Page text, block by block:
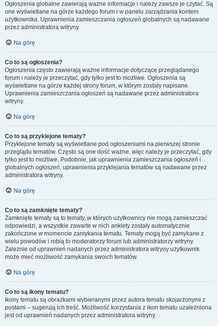
Ogłoszenia globalne zawierają ważne informacje i należy zawsze je czytać. Są
one wyświetlane na górze każdego forum i w panelu zarządzania kontem
użytkownika. Uprawnienia zamieszczania ogłoszeń globalnych są nadawane
przez administratora witryny.
Na górę
Co to są ogłoszenia?
Ogłoszenia często zawierają ważne informacje dotyczące przeglądanego
forum i należy je przeczytać, gdy tylko jest to możliwe. Ogłoszenia są
wyświetlane na górze każdej strony forum, w którym zostały napisane.
Uprawnienia zamieszczania ogłoszeń są nadawane przez administratora
witryny.
Na górę
Co to są przyklejone tematy?
Przyklejone tematy są wyświetlane pod ogłoszeniami na pierwszej stronie
przeglądu tematów. Często są one dość ważne, więc należy je przeczytać, gdy
tylko jest to możliwe. Podobnie, jak uprawnienia zamieszczania ogłoszeń i
globalnych ogłoszeń, uprawnienia przyklejania tematów są nadawane przez
administratora witryny.
Na górę
Co to są zamknięte tematy?
Zamknięte tematy są to tematy, w których użytkownicy nie mogą zamieszczać
odpowiedzi, a wszystkie zawarte w nich ankiety zostały automatycznie
zakończone w momencie zamykania tematu. Tematy mogą być zamykane z
wielu powodów i robią to moderatorzy forum lub administratorzy witryny.
Zależnie od uprawnień nadanych przez administratora witryny użytkownik
może mieć możliwość zamykania swoich tematów.
Na górę
Co to są ikony tematu?
Ikony tematu są obrazkami wybieranymi przez autora tematu skojarzonymi z
postami – sugerują ich treść. Możliwość korzystania z ikon tematu uzależniona
jest od uprawnień nadanych przez administratora witryny.